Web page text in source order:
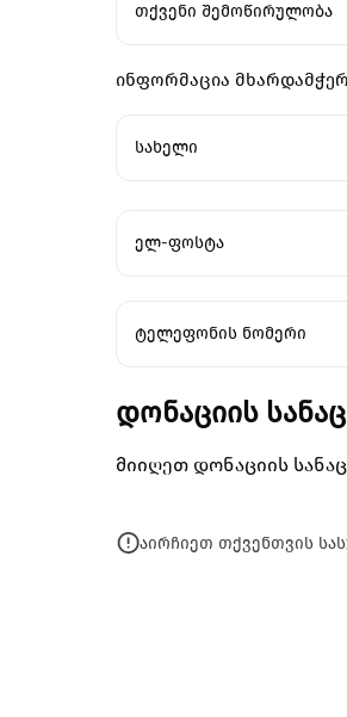
თქვენი შემოწირულობა
ინფორმაცია
სახელი
ელ-ფოსტა
ტელეფონის ნომერი
დონაციის
მიიღეთ დონაციის
აირჩიეთ თქვენთვის